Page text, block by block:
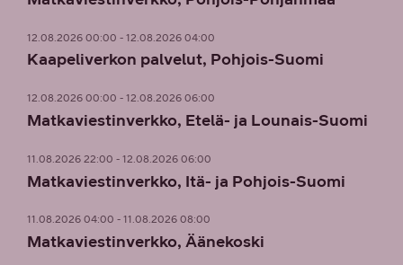
12.08.2026 00:00 - 12.08.2026 04:00
Kaapeliverkon palvelut, Pohjois-Suomi
12.08.2026 00:00 - 12.08.2026 06:00
Matkaviestinverkko, Etelä- ja Lounais-Suomi
11.08.2026 22:00 - 12.08.2026 06:00
Matkaviestinverkko, Itä- ja Pohjois-Suomi
11.08.2026 04:00 - 11.08.2026 08:00
Matkaviestinverkko, Äänekoski